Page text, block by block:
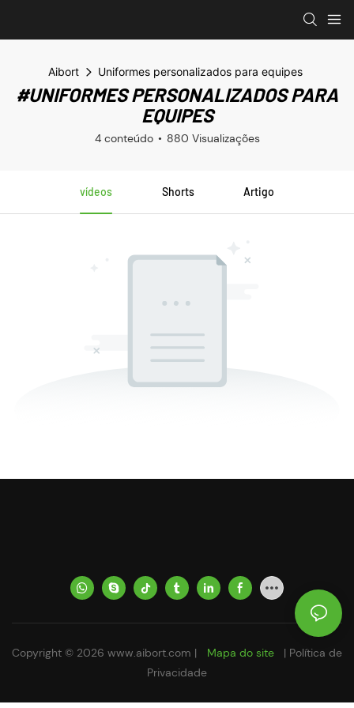
Aibort Uniformes personalizados para equipes
#UNIFORMES PERSONALIZADOS PARA
EQUIPES
4 conteúdo 880 Visualizações
vídeos Shorts Artigo
Copyright © 2026 www.aibort.com | Mapa do site | Política de
Privacidade